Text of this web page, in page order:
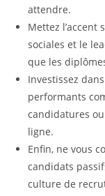
attendre.
Mettez l’accent
sociales et le
que les
Investissez
performants
candidatures
ligne.
Enfin, ne vous
candidats
culture de